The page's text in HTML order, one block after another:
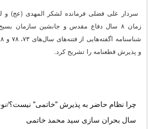
زمان ۸ سال دفاع مقدس و جانشین سازمان
و پذیرش قطعنامه را تشریح کرد.
سال بحران سازی سید محمد خاتمی